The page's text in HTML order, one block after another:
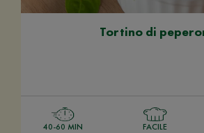
Tortino di
40-60 MIN FACILE